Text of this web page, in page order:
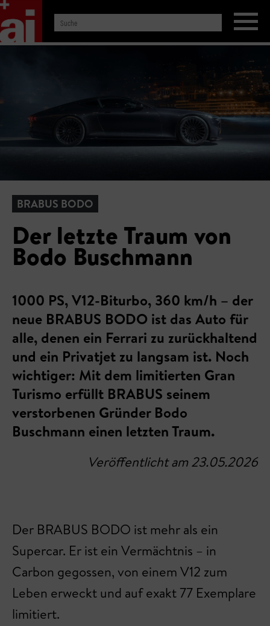
BRABUS BODO
Der letzte Traum von
Bodo Buschmann
1000 PS, V12-Biturbo, 360 km/h – der
neue BRABUS BODO ist das Auto für
alle, denen ein Ferrari zu zurückhaltend
und ein Privatjet zu langsam ist. Noch
wichtiger: Mit dem limitierten Gran
Turismo erfüllt BRABUS seinem
verstorbenen Gründer Bodo
Buschmann einen letzten Traum.
Veröffentlicht am 23.05.2026
Der BRABUS BODO ist mehr als ein
Supercar. Er ist ein Vermächtnis – in
Carbon gegossen, von einem V12 zum
Leben erweckt und auf exakt 77 Exemplare
limitiert.